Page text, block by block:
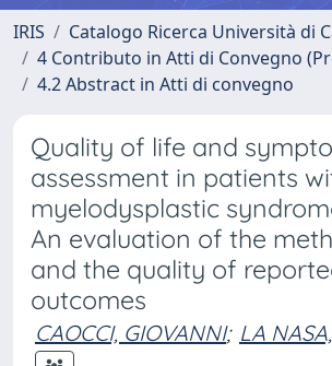
IRIS
Catalogo Ricerca Università di
4 Contributo in Atti di Convegno
4.2 Abstract in Atti di convegno
Quality of life and
assessment in patients
myelodysplastic
An evaluation of the
and the quality of
outcomes
CAOCCI, GIOVANNI; LA